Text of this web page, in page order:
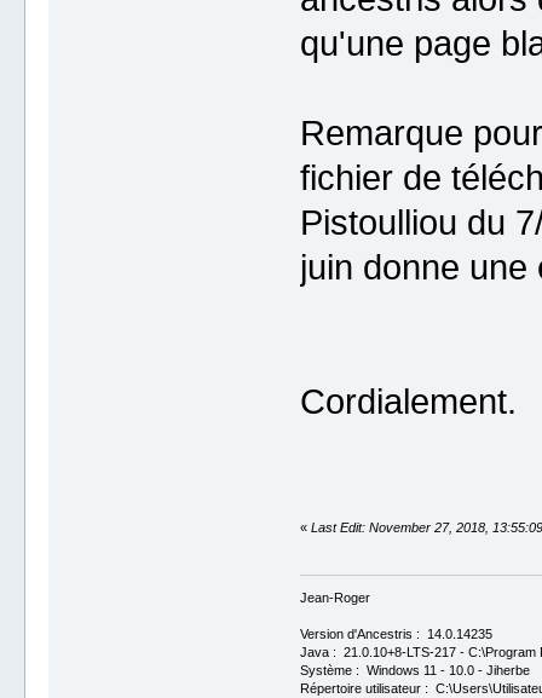
qu'une page
Remarque
fichier de
Pistoulliou du
juin donne
Cordialement.
« Last Edit: November 27, 2018,
Jean-Roger
Version d'Ancestris : 14.0.14235
Java : 21.0.10+8-LTS-217 - C:\Program
Système : Windows 11 - 10.0 - Jiherbe
Répertoire utilisateur :